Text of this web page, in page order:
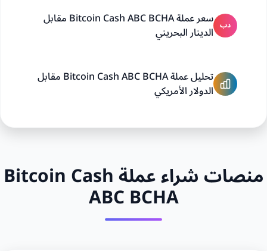
دب سعر عملة Bitcoin Cash ABC BCHA مقابل
الدينار البحريني
تحليل عملة Bitcoin Cash ABC BCHA مقابل
الدولار الأمريكي
منصات شراء عملة Bitcoin Cash
ABC BCHA